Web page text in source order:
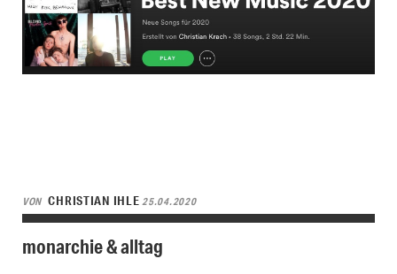
VON CHRISTIAN IHLE25.04.2020
monarchie & alltag